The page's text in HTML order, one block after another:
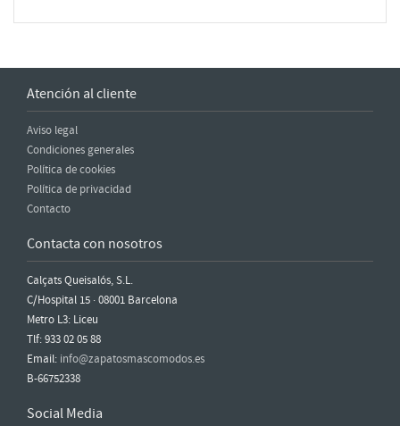
Atención al cliente
Aviso legal
Condiciones generales
Política de cookies
Política de privacidad
Contacto
Contacta con nosotros
Calçats Queisalós, S.L.
C/Hospital 15 · 08001 Barcelona
Metro L3: Liceu
Tlf: 933 02 05 88
Email: info@zapatosmascomodos.es
B-66752338
Social Media